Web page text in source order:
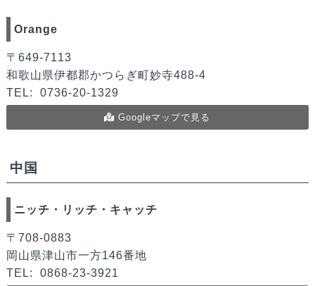
Orange
〒649-7113
和歌山県伊都郡かつらぎ町妙寺488-4
TEL:
0736-20-1329
Googleマップで見る
中国
ニッチ・リッチ・キャッチ
〒708-0883
岡山県津山市一方146番地
TEL:
0868-23-3921